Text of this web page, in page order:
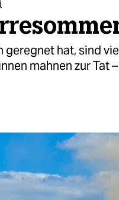
hat, sind
mahnen zur Tat